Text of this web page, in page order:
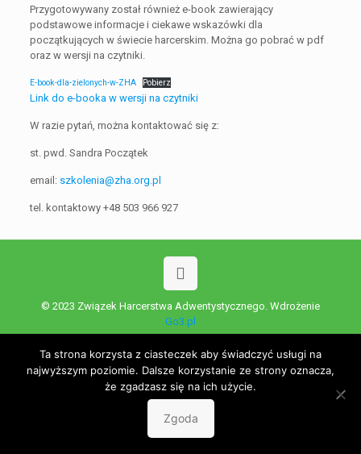
Przygotowywany został również e-book zawierający
podstawowe informacje i ciekawe wskazówki dla
początkujących w świecie harcerskim. Można go pobrać w pdf
oraz w wersji na czytniki.
E-book-dla-zielonych-w-ZHA Pobierz
Link do e-booka w wersji na czytniki
W razie pytań, można kontaktować się z:
st. pwd. Sandra Początek
email: szkolenia@zha.org.pl
tel. kontaktowy +48 503 966 927
© 2023 Związek Harcerstwa Adwentystycznego. Wdrożenie
Go3.pl
Ta strona korzysta z ciasteczek aby świadczyć usługi na
najwyższym poziomie. Dalsze korzystanie ze strony oznacza,
że zgadzasz się na ich użycie.
Zgoda